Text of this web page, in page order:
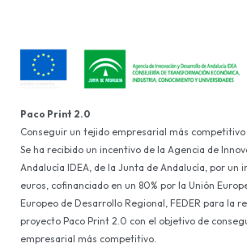
Paco Print 2.0
Conseguir un tejido empresarial más competitivo
Se ha recibido un incentivo de la Agencia de
Andalucía IDEA, de la Junta de Andalucía, por un
euros, cofinanciado en un 80% por la Unión
Europeo de Desarrollo Regional, FEDER para la
proyecto Paco Print 2.0 con el objetivo de
empresarial más competitivo.